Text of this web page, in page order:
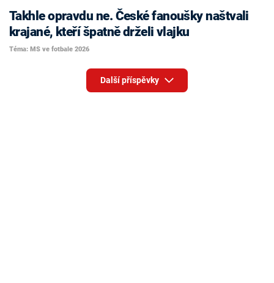
Takhle opravdu ne. České fanoušky naštvali
krajané, kteří špatně drželi vlajku
Téma: MS ve fotbale 2026
Další příspěvky